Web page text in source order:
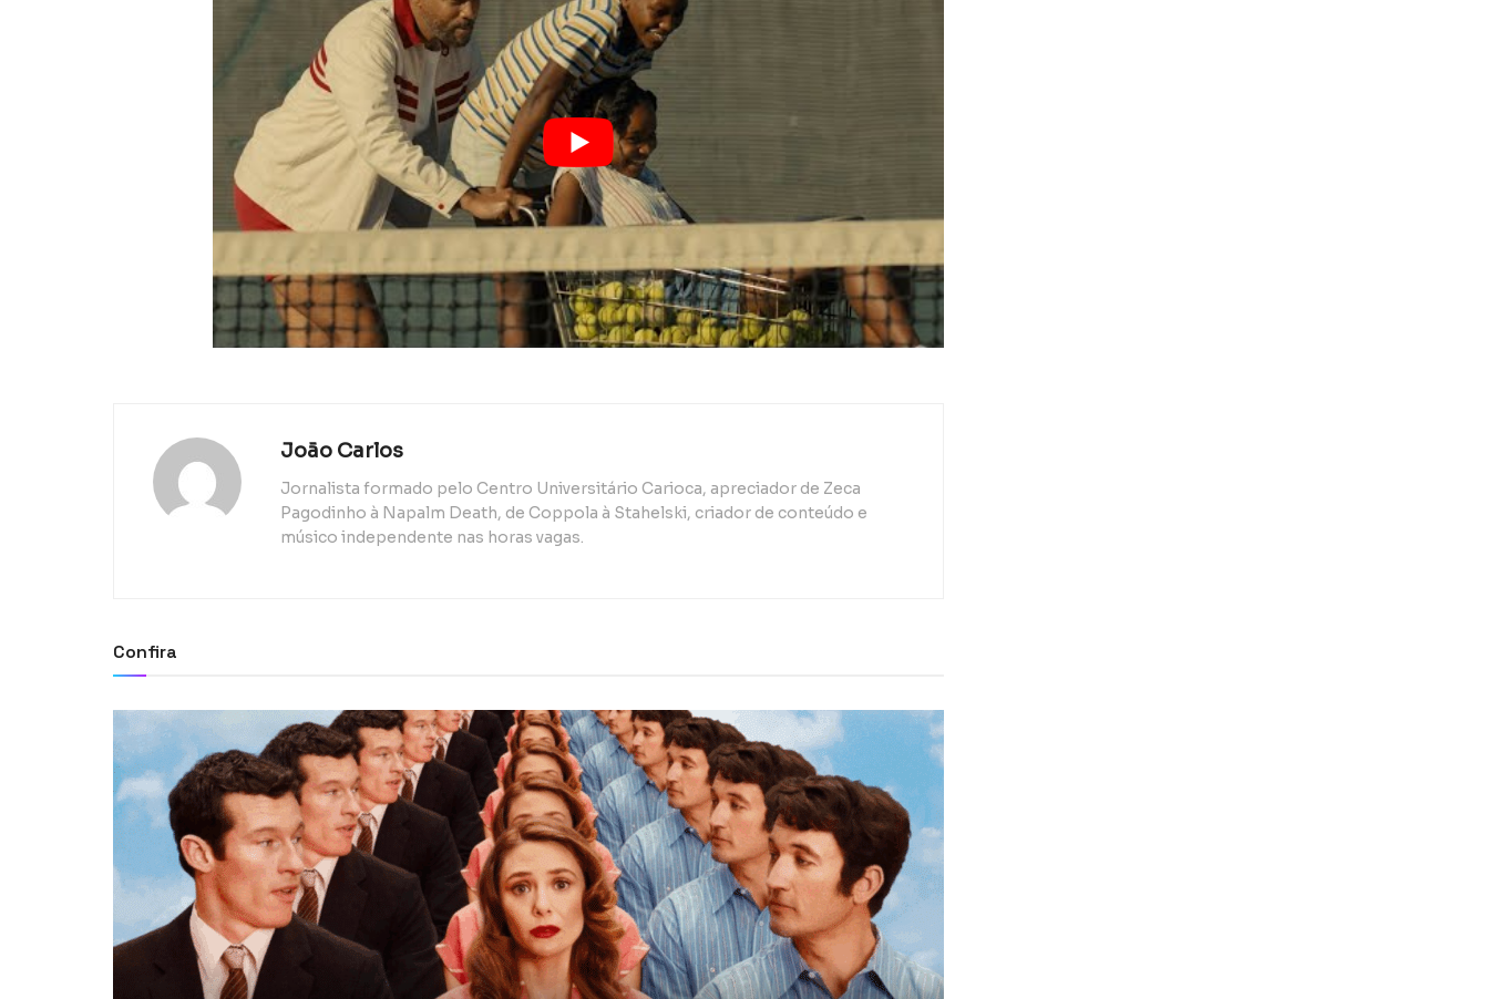
João Carlos
Jornalista formado pelo Centro Universitário Carioca, apreciador de Zeca
Pagodinho à Napalm Death, de Coppola à Stahelski, criador de conteúdo e
músico independente nas horas vagas.
Confira